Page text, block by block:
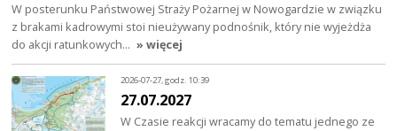
W posterunku Państwowej Straży Pożarnej w Nowogardzie w związku
z brakami kadrowymi stoi nieużywany podnośnik, który nie wyjeżdża
do akcji ratunkowych… » więcej
2026-07-27, godz. 10:39
27.07.2027
W Czasie reakcji wracamy do tematu jednego ze